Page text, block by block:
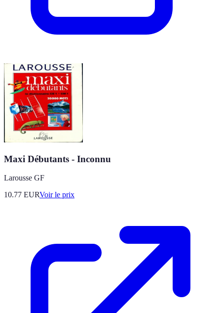
Maxi Débutants - Inconnu
Larousse GF
10.77 EURVoir le prix